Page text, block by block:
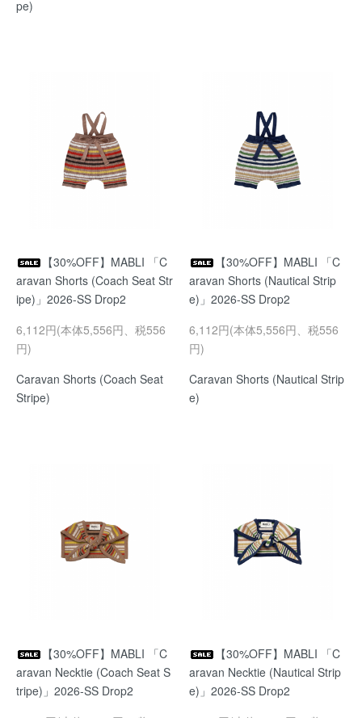
pe)
【30%OFF】MABLI 「C
aravan Shorts (Coach Seat Str
ipe)」2026-SS Drop2
6,112円(本体5,556円、税556
円)
Caravan Shorts (Coach Seat
Stripe)
【30%OFF】MABLI 「C
aravan Shorts (Nautical Strip
e)」2026-SS Drop2
6,112円(本体5,556円、税556
円)
Caravan Shorts (Nautical Strip
e)
【30%OFF】MABLI 「C
aravan Necktie (Coach Seat S
tripe)」2026-SS Drop2
【30%OFF】MABLI 「C
aravan Necktie (Nautical Strip
e)」2026-SS Drop2